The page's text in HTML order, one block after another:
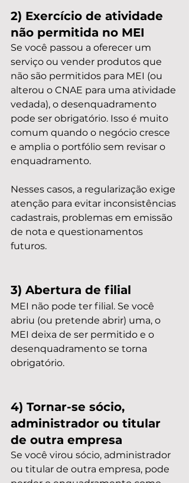
2) Exercício de atividade
não permitida no MEI
Se você passou a oferecer um
serviço ou vender produtos que
não são permitidos para MEI (ou
alterou o CNAE para uma atividade
vedada), o desenquadramento
pode ser obrigatório. Isso é muito
comum quando o negócio cresce
e amplia o portfólio sem revisar o
enquadramento.
Nesses casos, a regularização exige
atenção para evitar inconsistências
cadastrais, problemas em emissão
de nota e questionamentos
futuros.
3) Abertura de filial
MEI não pode ter filial. Se você
abriu (ou pretende abrir) uma, o
MEI deixa de ser permitido e o
desenquadramento se torna
obrigatório.
4) Tornar-se sócio,
administrador ou titular
de outra empresa
Se você virou sócio, administrador
ou titular de outra empresa, pode